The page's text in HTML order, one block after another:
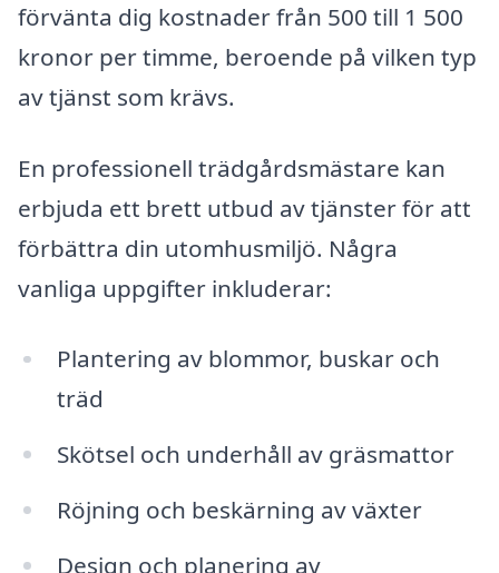
förvänta dig kostnader från 500 till 1 500
kronor per timme, beroende på vilken typ
av tjänst som krävs.
En professionell trädgårdsmästare kan
erbjuda ett brett utbud av tjänster för att
förbättra din utomhusmiljö. Några
vanliga uppgifter inkluderar:
Plantering av blommor, buskar och
träd
Skötsel och underhåll av gräsmattor
Röjning och beskärning av växter
Design och planering av